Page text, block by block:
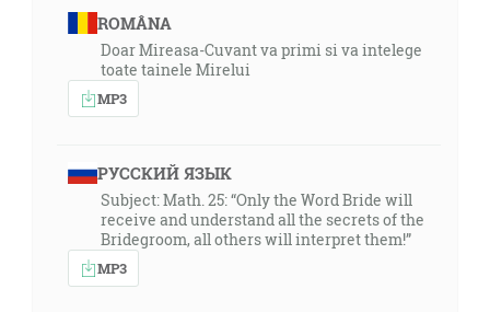
ROMÂNA
Doar Mireasa-Cuvant va primi si va intelege
toate tainele Mirelui
MP3
РУССКИЙ ЯЗЫК
Subject: Math. 25: “Only the Word Bride will
receive and understand all the secrets of the
Bridegroom, all others will interpret them!”
MP3